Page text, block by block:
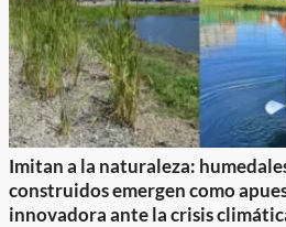
Imitan a la naturaleza:
construidos emergen como
innovadora ante la crisis